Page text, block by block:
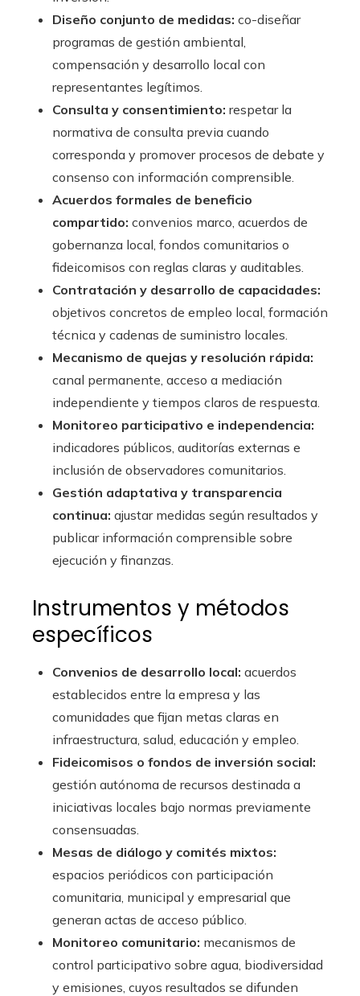
Diseño conjunto de medidas: co-diseñar
programas de gestión ambiental,
compensación y desarrollo local con
representantes legítimos.
Consulta y consentimiento: respetar la
normativa de consulta previa cuando
corresponda y promover procesos de debate y
consenso con información comprensible.
Acuerdos formales de beneficio
compartido: convenios marco, acuerdos de
gobernanza local, fondos comunitarios o
fideicomisos con reglas claras y auditables.
Contratación y desarrollo de capacidades:
objetivos concretos de empleo local, formación
técnica y cadenas de suministro locales.
Mecanismo de quejas y resolución rápida:
canal permanente, acceso a mediación
independiente y tiempos claros de respuesta.
Monitoreo participativo e independencia:
indicadores públicos, auditorías externas e
inclusión de observadores comunitarios.
Gestión adaptativa y transparencia
continua: ajustar medidas según resultados y
publicar información comprensible sobre
ejecución y finanzas.
Instrumentos y métodos
específicos
Convenios de desarrollo local: acuerdos
establecidos entre la empresa y las
comunidades que fijan metas claras en
infraestructura, salud, educación y empleo.
Fideicomisos o fondos de inversión social:
gestión autónoma de recursos destinada a
iniciativas locales bajo normas previamente
consensuadas.
Mesas de diálogo y comités mixtos:
espacios periódicos con participación
comunitaria, municipal y empresarial que
generan actas de acceso público.
Monitoreo comunitario: mecanismos de
control participativo sobre agua, biodiversidad
y emisiones, cuyos resultados se difunden